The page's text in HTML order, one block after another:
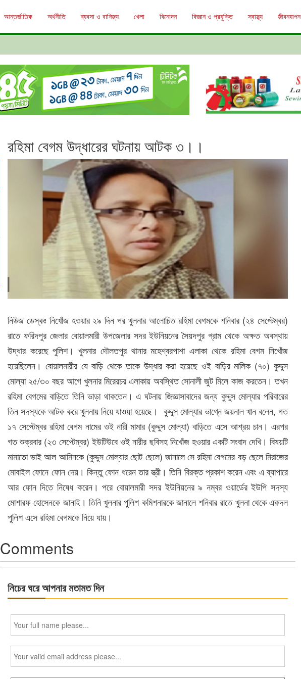
আন্তর্জাতিক অর্থনীতি ব্যবসা ও বানিজ্য খেলা বিনোদন বিজ্ঞান ও প্রযুক্তি স্বাস্থ্য জীবনযাপন
রহিমা বেগম উদ্ধারের ঘটনায় আটক ৩।।
নিউজ ডেস্কঃ নিখোঁজ হওয়ার ২৯ দিন পর খুলনার আলোচিত রহিমা বেগমকে শনিবার (২৪ সেপ্টেম্বর)
রাতে ফরিদপুর জেলার বোয়ালমারী উপজেলার সদর ইউনিয়নের সৈয়দপুর গ্রাম থেকে অক্ষত অবস্থায়
উদ্ধার করেছে পুলিশ। খুলনার দৌলতপুর থানার মহেশ্বরপাশা এলাকা থেকে রহিমা বেগম নিখোঁজ
হয়েছিলেন। বোয়ালমারীর যে বাড়ি থেকে তাকে উদ্ধার করা হয়েছে ওই বাড়ির মালিক (৭০) কুদ্দুস
মোল্যা ২৫/৩০ বছর আগে খুলনার মিরেরচর এলাকায় অবস্থিত সোনালী জুট মিলে কাজ করতেন। তখন
রহিমা বেগমের বাড়িতে তিনি ভাড়া থাকতেন। এ ঘটনায় জিজ্ঞাসাবাদের জন্য কুদ্দুস মোল্যার পরিবারের
তিন সদস্যকে আটক করে খুলনায় নিয়ে যাওয়া হয়েছে। কুদ্দুস মোল্যার ভাগ্নে জয়নাল খান বলেন, গত
১৭ সেপ্টেম্বর রহিমা বেগম নামের ওই নারী মামার (কুদ্দুস মোল্যা) বাড়িতে এসে আশ্রয় চান। এরপর
গত শুক্রবার (২৩ সেপ্টেম্বর) ইউটিউবে ওই নারীর ছবিসহ নিখোঁজ হওয়ার একটি সংবাদ দেখি। বিষয়টি
মামাতো ভাই আল আমিনকে (কুদ্দুস মোল্যার ছোট ছেলে) জানালে সে রহিমা বেগমের বড় ছেলে মিরাজের
মোবাইল ফোনে ফোন দেয়। কিন্তু ফোন ধরেন তার স্ত্রী। তিনি বিরক্ত প্রকাশ করেন এবং এ ব্যাপারে
আর ফোন দিতে নিষেধ করেন। পরে বোয়ালমারী সদর ইউনিয়নের ৯ নম্বর ওয়ার্ডের ইউপি সদস্য
মোশারফ হোসেনকে জানাই। তিনি খুলনার পুলিশ কমিশনারকে জানালে শনিবার রাতে খুলনা থেকে একদল
পুলিশ এসে রহিমা বেগমকে নিয়ে যায়।
Comments
নিচের ঘরে আপনার মতামত দিন